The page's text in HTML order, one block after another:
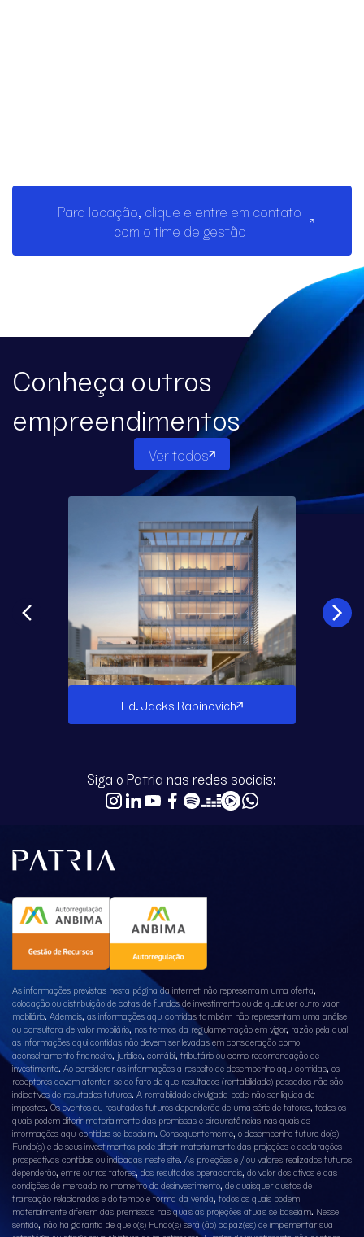
Para locação, clique e entre em contato
com o time de gestão
Conheça outros
empreendimentos
Ver todos
Ed. Jacks Rabinovich
Siga o Patria nas redes sociais:
As informações previstas nesta página da internet não representam uma oferta,
colocação ou distribuição de cotas de fundos de investimento ou de qualquer outro valor
mobiliário. Ademais, as informações aqui contidas também não representam uma análise
ou consultoria de valor mobiliário, nos termos da regulamentação em vigor, razão pela qual
as informações aqui contidas não devem ser levadas em consideração como
aconselhamento financeiro, jurídico, contábil, tributário ou como recomendação de
investimento. Ao considerar as informações a respeito de desempenho aqui contidas, os
receptores devem atentar-se ao fato de que resultados (rentabilidade) passados não são
indicativos de resultados futuros. A rentabilidade divulgada pode não ser líquida de
impostos. Os eventos ou resultados futuros dependerão de uma série de fatores, todos os
quais podem diferir materialmente das premissas e circunstâncias nas quais as
informações aqui contidas se baseiam. Consequentemente, o desempenho futuro do(s)
Fundo(s) e de seus investimentos pode diferir materialmente das projeções e declarações
prospectivas contidas ou indicadas neste site. As projeções e / ou valores realizados futuros
dependerão, entre outros fatores, dos resultados operacionais, do valor dos ativos e das
condições de mercado no momento do desinvestimento, de quaisquer custos de
transação relacionados e do tempo e forma da venda, todos os quais podem
materialmente diferem das premissas nas quais as projeções atuais se baseiam. Nesse
sentido, não há garantia de que o(s) Fundo(s) será (ão) capaz(es) de implementar sua